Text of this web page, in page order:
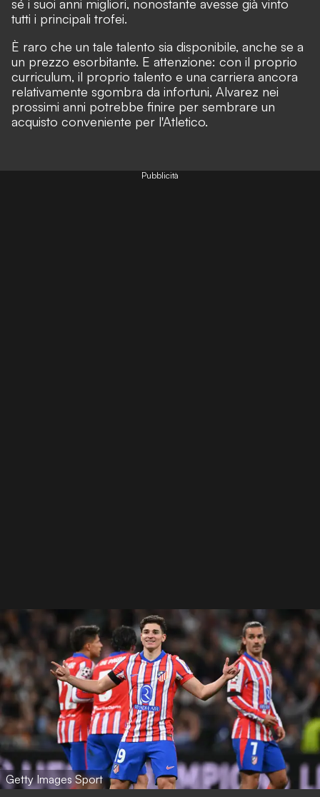
sé i suoi anni migliori, nonostante avesse già vinto
tutti i principali trofei.
È raro che un tale talento sia disponibile, anche se a
un prezzo esorbitante. E attenzione: con il proprio
curriculum, il proprio talento e una carriera ancora
relativamente sgombra da infortuni, Alvarez nei
prossimi anni potrebbe finire per sembrare un
acquisto conveniente per l'Atletico.
Pubblicità
Getty Images Sport